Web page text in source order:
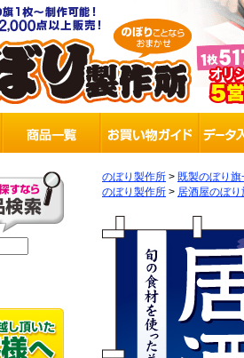
のぼり製作所 > 既製のぼり旗
のぼり製作所 > 居酒屋のぼり